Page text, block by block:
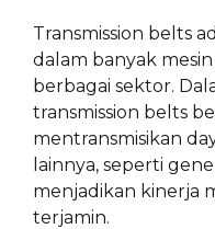
Transmission belts
dalam banyak
berbagai sektor.
transmission belts
mentransmisikan
lainnya, seperti
menjadikan kinerja
terjamin.